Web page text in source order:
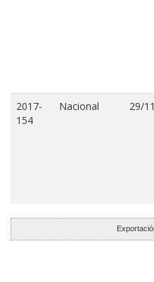
2017-
154
Nacional 29/